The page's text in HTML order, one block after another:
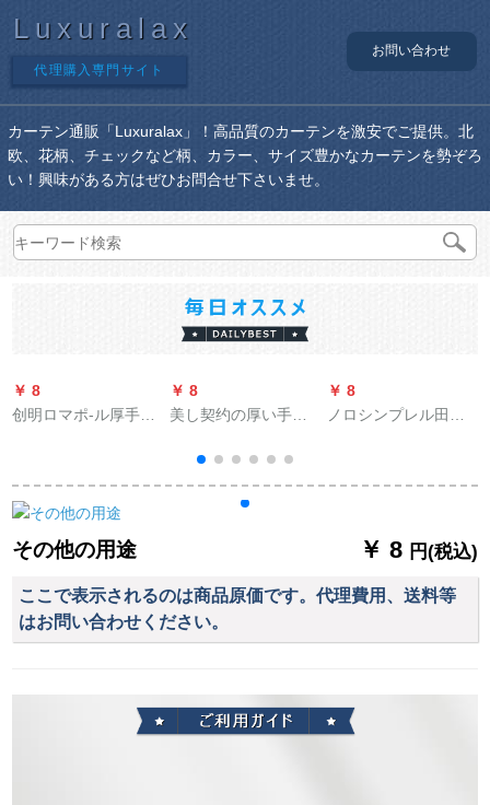
Luxuralax
代理購入専門サイト
お問い合わせ
カーテン通販「Luxuralax」！高品質のカーテンを激安でご提供。北
欧、花柄、チェックなど柄、カラー、サイズ豊かなカーテンを勢ぞろ
い！興味がある方はぜひお問合せ下さいませ。
￥ 8
创明ロマポ-ル厚手ア
棒双棒オーダカーン
ディ-ン赤単棒壁装备
￥ 8
美し契约の厚い手物
サーヴァンザイァン
断热した既制カーン
遮光カーターテーン
￥ 8
ノロシンプレル田園
ッジ生のリ―ビザン
ト熱灰色パマ普通フ
ーク幅2.5 m*高2 m/1
片
その他の用途 ￥ 8 円(税込)
ここで表示されるのは商品原価です。代理費用、送料等
はお問い合わせください。